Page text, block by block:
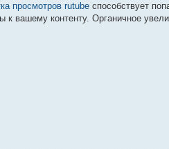
просмотров rutube способствует
контенту. Органичное